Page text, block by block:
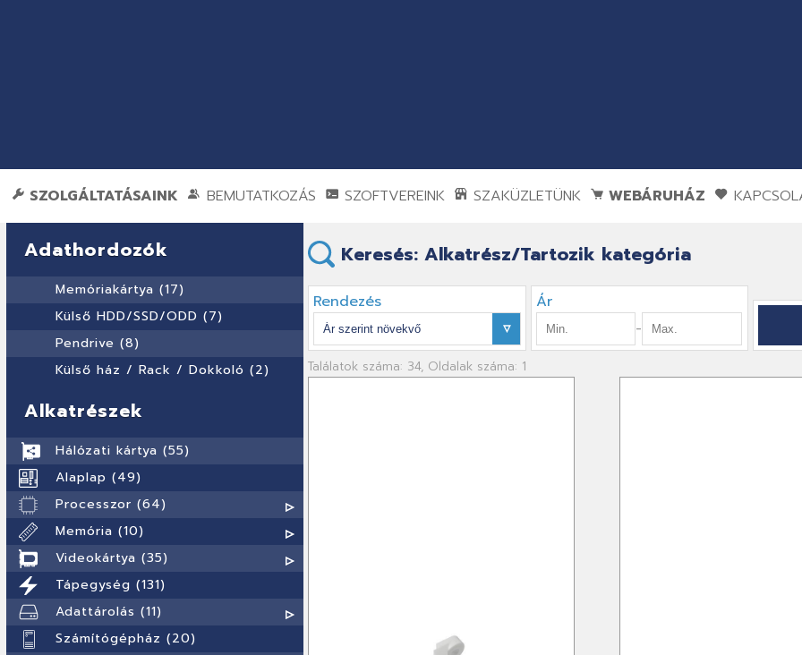
SZOLGÁLTATÁSAINK BEMUTATKOZÁS SZOFTVEREINK SZAKÜZLETÜNK WEBÁRUHÁZ
Adathordozók
Memóriakártya (17)
Külső HDD/SSD/ODD (7)
Pendrive (8)
Külső ház / Rack / Dokkoló (2)
Alkatrészek
Hálózati kártya (55)
Alaplap (49)
Processzor (64)
Memória (10)
Videokártya (35)
Tápegység (131)
Adattárolás (11)
Számítógépház (20)
Keresés: Alkatrész/Tartozik kategória
Rendezés
Ár
-
Találatok száma: 34, Oldalak száma: 1